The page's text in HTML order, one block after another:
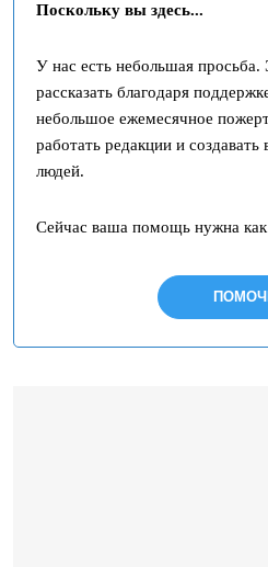
Поскольку вы здесь...
У нас есть небольшая просьба.
рассказать благодаря
небольшое ежемесячное
работать редакции и
людей.
Сейчас ваша помощь нужна как